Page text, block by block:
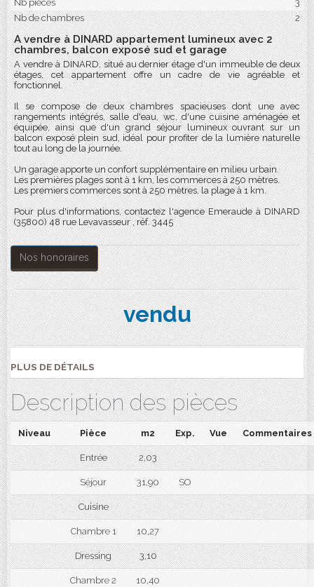
Nb pièces
3
Nb de chambres
2
A vendre à DINARD appartement lumineux avec 2
chambres, balcon exposé sud et garage
A vendre à DINARD, situé au dernier étage d'un immeuble de deux
étages, cet appartement offre un cadre de vie agréable et
fonctionnel.
Il se compose de deux chambres spacieuses dont une avec
rangements intégrés, salle d'eau, wc, d'une cuisine aménagée et
équipée, ainsi que d'un grand séjour lumineux ouvrant sur un
balcon exposé plein sud, idéal pour profiter de la lumière naturelle
tout au long de la journée.
Un garage apporte un confort supplémentaire en milieu urbain.
Les premières plages sont à 1 km, les commerces à 250 mètres.
Les premiers commerces sont à 250 mètres, la plage à 1 km.
Pour plus d'informations, contactez l'agence Emeraude à DINARD
(35800) 48 rue Levavasseur , réf. 3445
Nos honoraires
vendu
PLUS DE DÉTAILS
Description des pièces
Niveau Pièce m2 Exp. Vue Commentaires
Entrée 2,03
Séjour 31,90 SO
Cuisine
Chambre 1 10,27
Dressing 3,10
Chambre 2 10,40